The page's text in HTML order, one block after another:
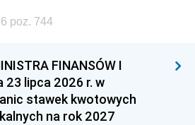
poz. 744
FINANSÓW I
23 lipca 2026 r. w
stawek kwotowych
na rok 2027